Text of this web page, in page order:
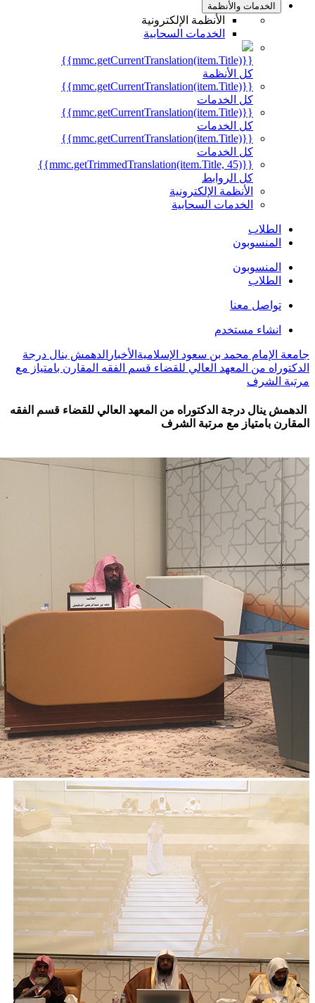
الخدمات والأنظمة
الأنظمة الإلكترونية
الخدمات السحابية
كل الأنظمة
{{mmc.getCurrentTranslation(item.Title)}}
كل الخدمات
{{mmc.getCurrentTranslation(item.Title)}}
كل الخدمات
{{mmc.getCurrentTranslation(item.Title)}}
كل الخدمات
{{mmc.getTrimmedTranslation(item.Title, 45)}}
كل الروابط
الأنظمة الإلكترونية
الخدمات السحابية
الطلاب
المنسوبون
المنسوبون
الطلاب
تواصل معنا
انشاء مستخدم
الإمام محمد بن سعود الإسلاميةالأخبارالدهمش ينال درجة
من المعهد العالي للقضاء قسم الفقه المقارن بامتياز مع
الشرف
ينال درجة الدكتوراه من المعهد العالي للقضاء قسم الفقه
بامتياز مع مرتبة الشرف